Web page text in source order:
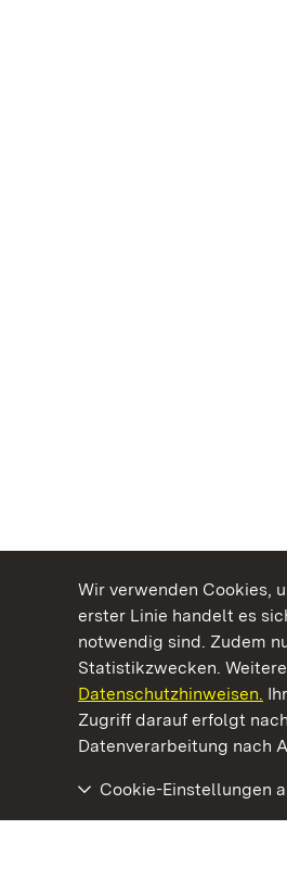
Wir verwenden Cookies,
erster Linie handelt es
notwendig sind. Zudem
Statistikzwecken.
Datenschutzhinweisen.
Zugriff darauf erfolgt
Datenverarbeitung nach
Cookie-Einstellungen
Kommen. Staunen.